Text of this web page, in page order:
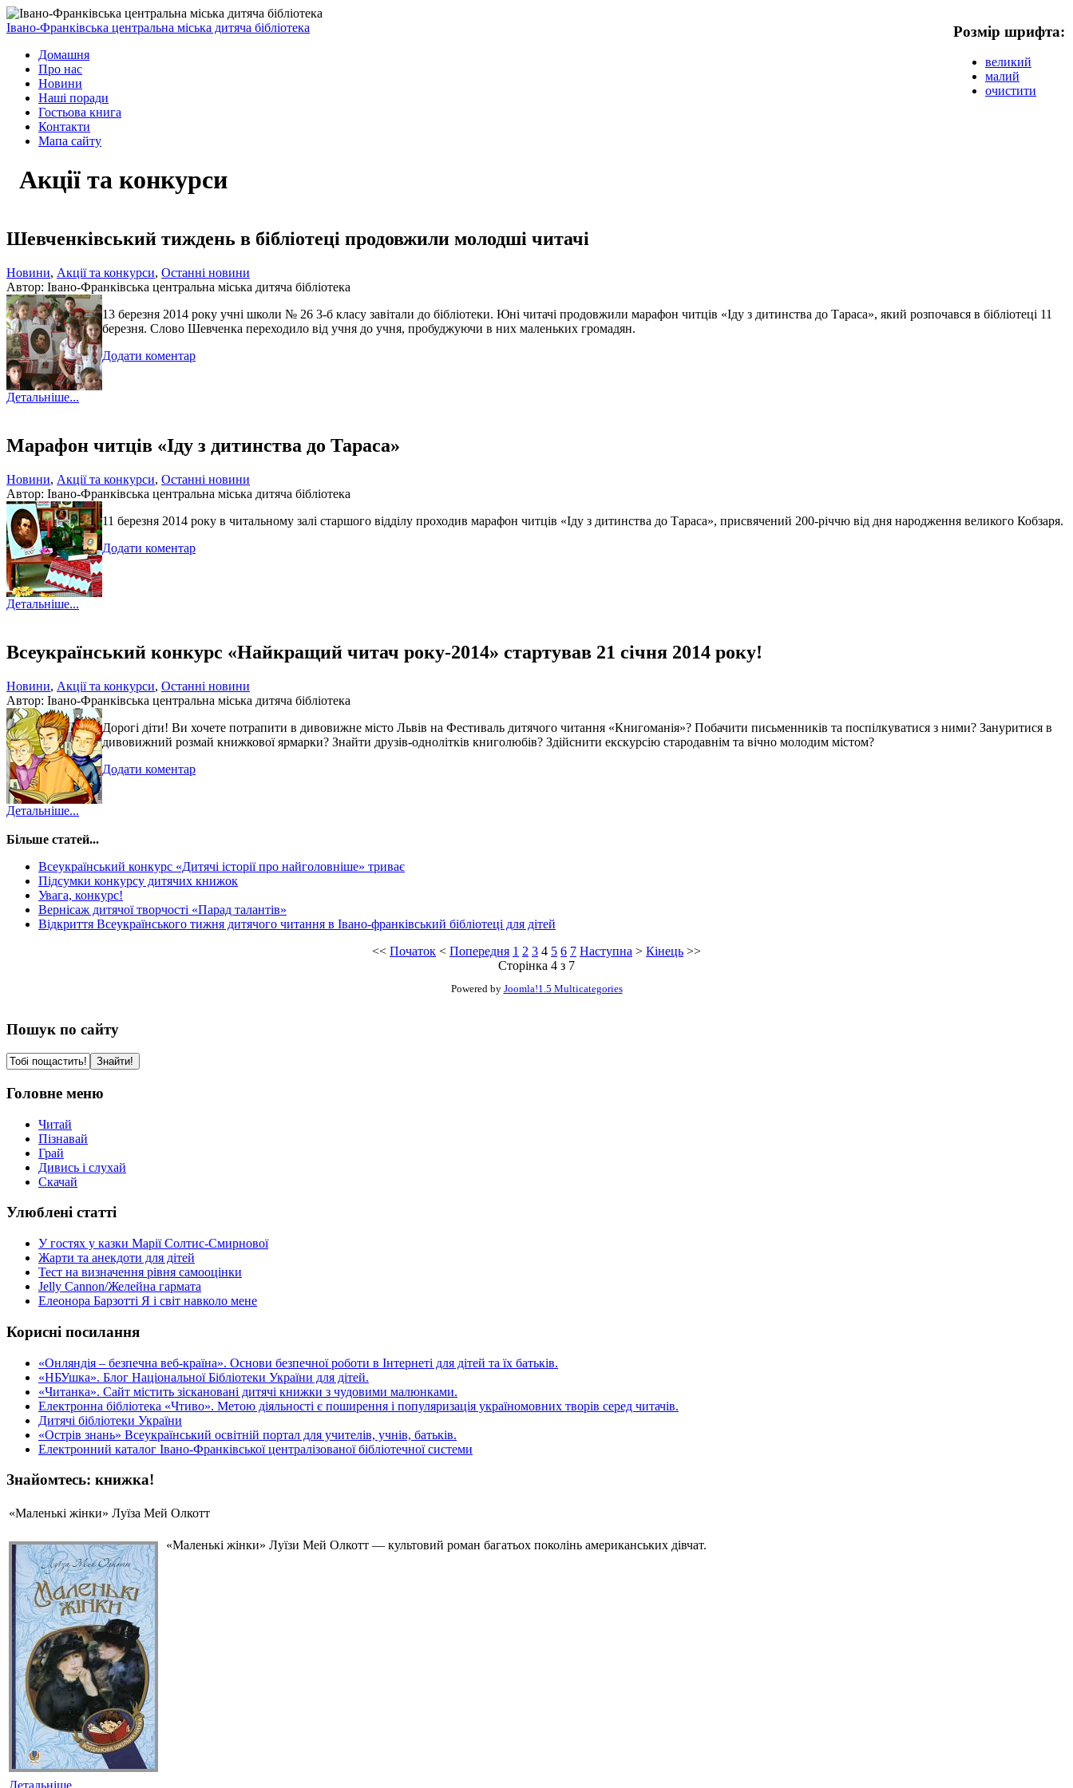
Івано-Франківська центральна міська дитяча бібліотека
Домашня
Про нас
Новини
Наші поради
Гостьова книга
Контакти
Мапа сайту
Розмір шрифта:
великий
малий
очистити
Акції та конкурси
Шевченківський тиждень в бібліотеці продовжили молодші читачі
Новини, Акції та конкурси, Останні новини
Автор: Івано-Франківська центральна міська дитяча бібліотека
13 березня 2014 року учні школи № 26 3-б класу завітали до бібліотеки. Юні читачі продовжили марафон читців «Іду з дитинства до Тараса», який розпочався в бібліотеці 11
березня. Слово Шевченка переходило від учня до учня, пробуджуючи в них маленьких громадян.
Додати коментар
Детальніше...
Марафон читців «Іду з дитинства до Тараса»
Новини, Акції та конкурси, Останні новини
Автор: Івано-Франківська центральна міська дитяча бібліотека
11 березня 2014 року в читальному залі старшого відділу проходив марафон читців «Іду з дитинства до Тараса», присвячений 200-річчю від дня народження великого Кобзаря.
Додати коментар
Детальніше...
Всеукраїнський конкурс «Найкращий читач року-2014» стартував 21 січня 2014 року!
Новини, Акції та конкурси, Останні новини
Автор: Івано-Франківська центральна міська дитяча бібліотека
Дорогі діти! Ви хочете потрапити в дивовижне місто Львів на Фестиваль дитячого читання «Книгоманія»? Побачити письменників та поспілкуватися з ними? Зануритися в
дивовижний розмай книжкової ярмарки? Знайти друзів-однолітків книголюбів? Здійснити екскурсію стародавнім та вічно молодим містом?
Додати коментар
Детальніше...
Більше статей...
Всеукраїнський конкурс «Дитячі історії про найголовніше» триває
Підсумки конкурсу дитячих книжок
Увага, конкурс!
Вернісаж дитячої творчості «Парад талантів»
Відкриття Всеукраїнського тижня дитячого читання в Івано-франківський бібліотеці для дітей
<< Початок < Попередня 1 2 3 4 5 6 7 Наступна > Кінець >>
Сторінка 4 з 7
Powered by Joomla!1.5 Multicategories
Пошук по сайту
Головне меню
Читай
Пізнавай
Грай
Дивись і слухай
Скачай
Улюблені статті
У гостях у казки Марії Солтис-Смирнової
Жарти та анекдоти для дітей
Тест на визначення рівня самооцінки
Jelly Cannon/Желейна гармата
Елеонора Барзотті Я і світ навколо мене
Корисні посилання
«Oнляндія – безпечна веб-країна». Основи безпечної роботи в Інтернеті для дітей та їх батьків.
«НБУшка». Блог Національної Бібліотеки України для дітей.
«Читанка». Сайт містить зіскановані дитячі книжки з чудовими малюнками.
Електронна бібліотека «Чтиво». Метою діяльності є поширення і популяризація україномовних творів серед читачів.
Дитячі бібліотеки України
«Острів знань» Всеукраїнський освітній портал для учителів, учнів, батьків.
Електронний каталог Івано-Франківської централізованої бібліотечної системи
Знайомтесь: книжка!
«Маленькі жінки» Луїза Мей Олкотт
«Маленькі жінки» Луїзи Мей Олкотт — культовий роман багатьох поколінь американських дівчат.
Детальніше...